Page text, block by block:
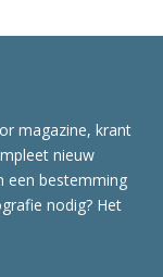
magazine, krant
nieuw
een bestemming
nodig? Het